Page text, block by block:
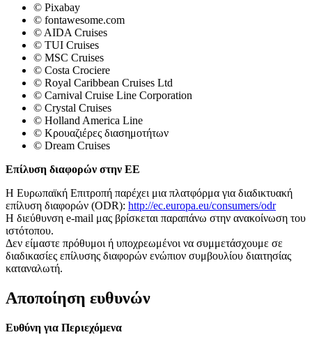
© Pixabay
© fontawesome.com
© AIDA Cruises
© TUI Cruises
© MSC Cruises
© Costa Crociere
© Royal Caribbean Cruises Ltd
© Carnival Cruise Line Corporation
© Crystal Cruises
© Holland America Line
© Κρουαζιέρες διασημοτήτων
© Dream Cruises
Επίλυση διαφορών στην ΕΕ
Η Ευρωπαϊκή Επιτροπή παρέχει μια πλατφόρμα για διαδικτυακή
επίλυση διαφορών (ODR): http://ec.europa.eu/consumers/odr
Η διεύθυνση e-mail μας βρίσκεται παραπάνω στην ανακοίνωση του
ιστότοπου.
Δεν είμαστε πρόθυμοι ή υποχρεωμένοι να συμμετάσχουμε σε
διαδικασίες επίλυσης διαφορών ενώπιον συμβουλίου διαιτησίας
καταναλωτή.
Αποποίηση ευθυνών
Ευθύνη για Περιεχόμενα